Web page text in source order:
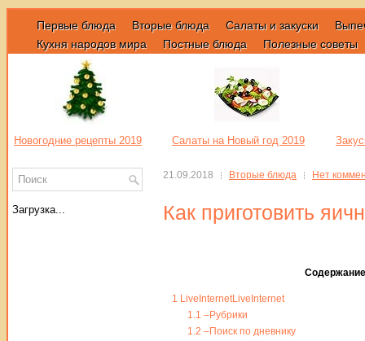
Первые блюда Вторые блюда Салаты и закуски
Кухня народов мира
Постные блюда Полезные советы
Новогодние рецепты 2019 Салаты на Новый год 2019
21.09.2018 Вторые блюда Нет
Как приготовить
Содержание
1 LiveInternetLiveInternet
1.1 –Рубрики
1.2 –Поиск по дневнику
Загрузка...